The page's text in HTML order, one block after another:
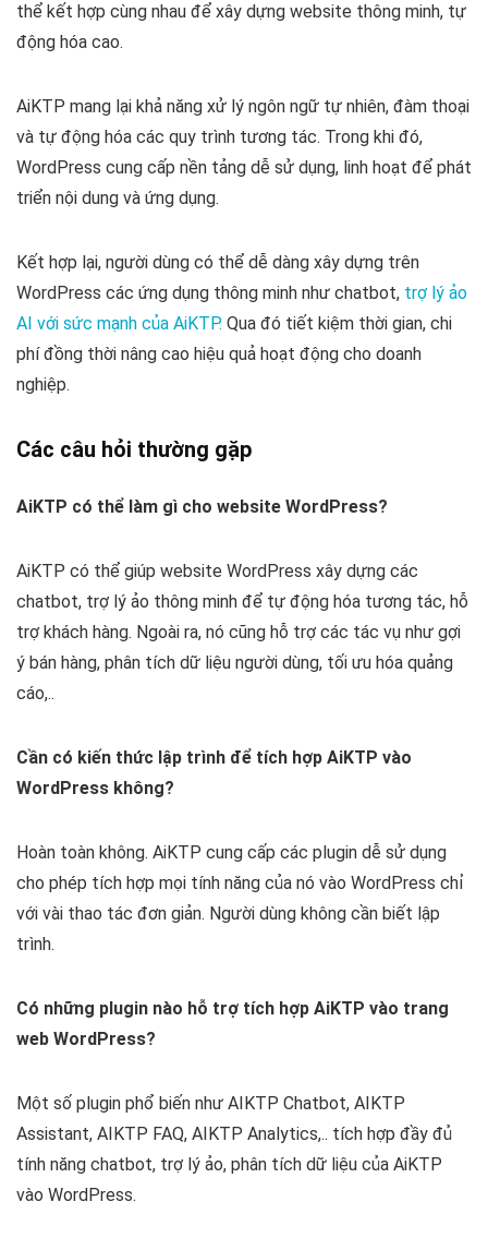
thể kết hợp cùng nhau để xây dựng website thông minh, tự
động hóa cao.
AiKTP mang lại khả năng xử lý ngôn ngữ tự nhiên, đàm thoại
và tự động hóa các quy trình tương tác. Trong khi đó,
WordPress cung cấp nền tảng dễ sử dụng, linh hoạt để phát
triển nội dung và ứng dụng.
Kết hợp lại, người dùng có thể dễ dàng xây dựng trên
WordPress các ứng dụng thông minh như chatbot, trợ lý ảo
AI với sức mạnh của AiKTP. Qua đó tiết kiệm thời gian, chi
phí đồng thời nâng cao hiệu quả hoạt động cho doanh
nghiệp.
Các câu hỏi thường gặp
AiKTP có thể làm gì cho website WordPress?
AiKTP có thể giúp website WordPress xây dựng các
chatbot, trợ lý ảo thông minh để tự động hóa tương tác, hỗ
trợ khách hàng. Ngoài ra, nó cũng hỗ trợ các tác vụ như gợi
ý bán hàng, phân tích dữ liệu người dùng, tối ưu hóa quảng
cáo,..
Cần có kiến thức lập trình để tích hợp AiKTP vào
WordPress không?
Hoàn toàn không. AiKTP cung cấp các plugin dễ sử dụng
cho phép tích hợp mọi tính năng của nó vào WordPress chỉ
với vài thao tác đơn giản. Người dùng không cần biết lập
trình.
Có những plugin nào hỗ trợ tích hợp AiKTP vào trang
web WordPress?
Một số plugin phổ biến như AIKTP Chatbot, AIKTP
Assistant, AIKTP FAQ, AIKTP Analytics,.. tích hợp đầy đủ
tính năng chatbot, trợ lý ảo, phân tích dữ liệu của AiKTP
vào WordPress.